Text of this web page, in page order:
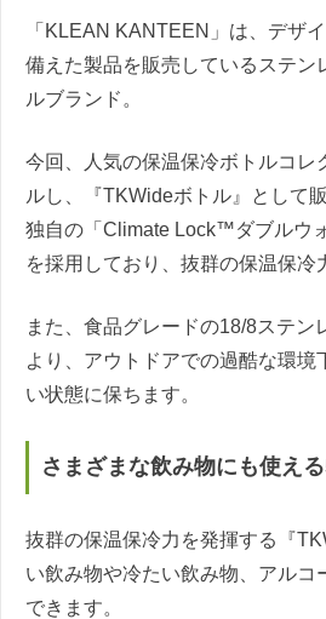
「KLEAN KANTEEN」は、デザ
備えた製品を販売しているステン
ルブランド。
今回、人気の保温保冷ボトルコレ
ルし、『TKWideボトル』として
独自の「Climate Lock™ダブルウ
を採用しており、抜群の保温保冷
また、食品グレードの18/8ステン
より、アウトドアでの過酷な環境
い状態に保ちます。
さまざまな飲み物にも使え
抜群の保温保冷力を発揮する『
い飲み物や冷たい飲み物、アルコ
できます。